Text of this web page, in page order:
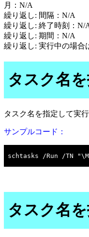
月：N/A
繰り返し: 間隔：N/A
繰り返し: 終了時刻：N/
繰り返し: 期間：N/A
繰り返し: 実行中の場合
タスク名
タスク名を指定して実
サンプルコード：
タスク名